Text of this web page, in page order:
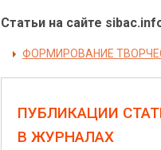
Статьи на сайте
ФОРМИРОВАНИЕ
ПУБЛИКАЦИИ
В ЖУРНАЛАХ